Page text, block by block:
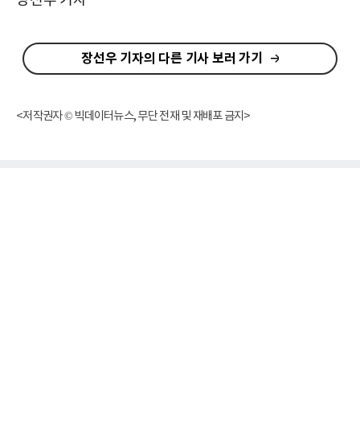
장선우 기자의 다른 기사 보러 가기
<저작권자 © 빅데이터뉴스, 무단 전재 및 재배포 금지>